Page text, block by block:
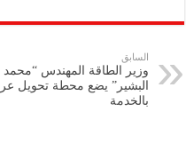
p
y
Li
n
eb
oo
k
tt
nt
السابق
وزير الطاقة المهندس “محمد
البشير” يضع محطة تحويل
بالخدمة